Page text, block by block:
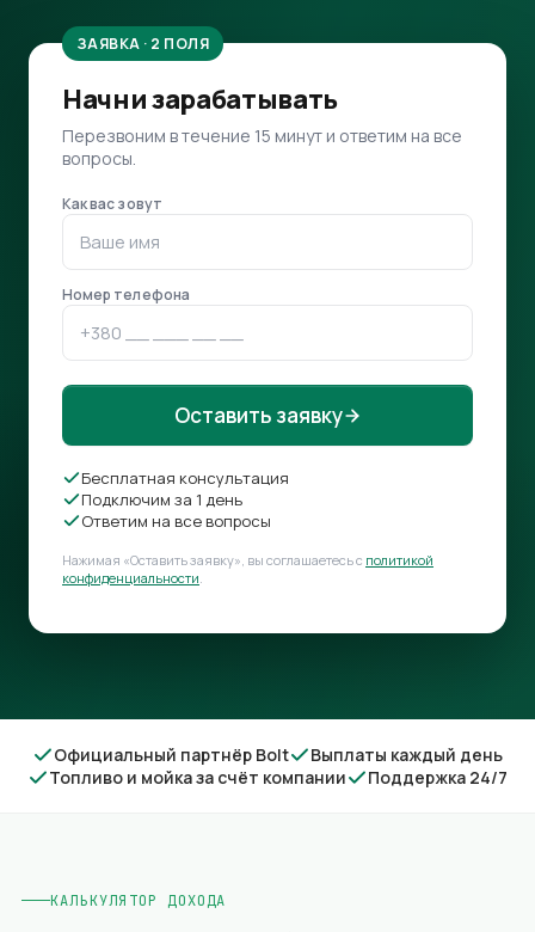
ЗАЯВКА · 2 ПОЛЯ
Начни зарабатывать
Перезвоним в течение 15 минут и ответим на все
вопросы.
Как вас зовут
Номер телефона
Оставить заявку
Бесплатная консультация
Подключим за 1 день
Ответим на все вопросы
Нажимая «Оставить заявку», вы соглашаетесь с политикой
конфиденциальности.
Официальный партнёр Bolt
Выплаты каждый день
Топливо и мойка за счёт компании
Поддержка 24/7
КАЛЬКУЛЯТОР ДОХОДА